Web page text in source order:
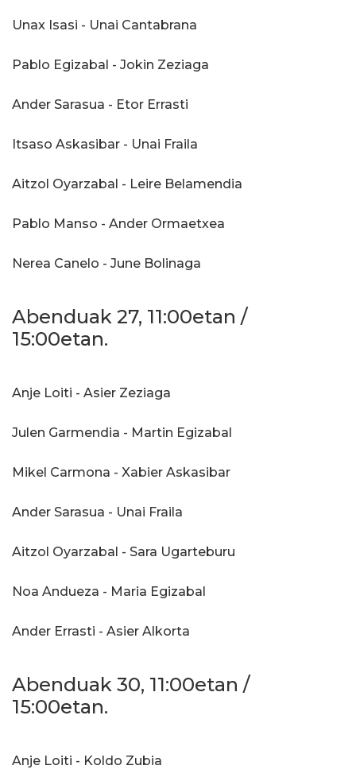
Unax Isasi - Unai Cantabrana
Pablo Egizabal - Jokin Zeziaga
Ander Sarasua - Etor Errasti
Itsaso Askasibar - Unai Fraila
Aitzol Oyarzabal - Leire Belamendia
Pablo Manso - Ander Ormaetxea
Nerea Canelo - June Bolinaga
Abenduak 27, 11:00etan /
15:00etan.
Anje Loiti - Asier Zeziaga
Julen Garmendia - Martin Egizabal
Mikel Carmona - Xabier Askasibar
Ander Sarasua - Unai Fraila
Aitzol Oyarzabal - Sara Ugarteburu
Noa Andueza - Maria Egizabal
Ander Errasti - Asier Alkorta
Abenduak 30, 11:00etan /
15:00etan.
Anje Loiti - Koldo Zubia